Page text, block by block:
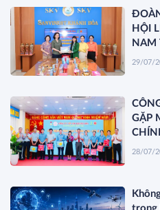
HỘI
NAM
YẾN
29/07/
GẶP
28/07/